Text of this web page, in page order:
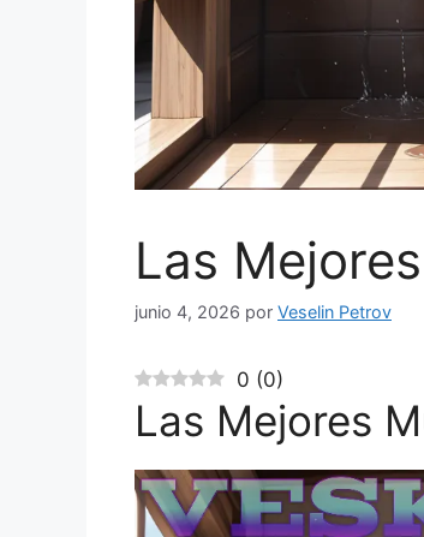
Las
junio 4, 2026 por Veselin Petrov
0 (0)
Las Mejores